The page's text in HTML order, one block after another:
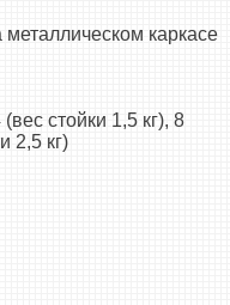
каркасе
стойки 1,5 кг), 8
2,5 кг)